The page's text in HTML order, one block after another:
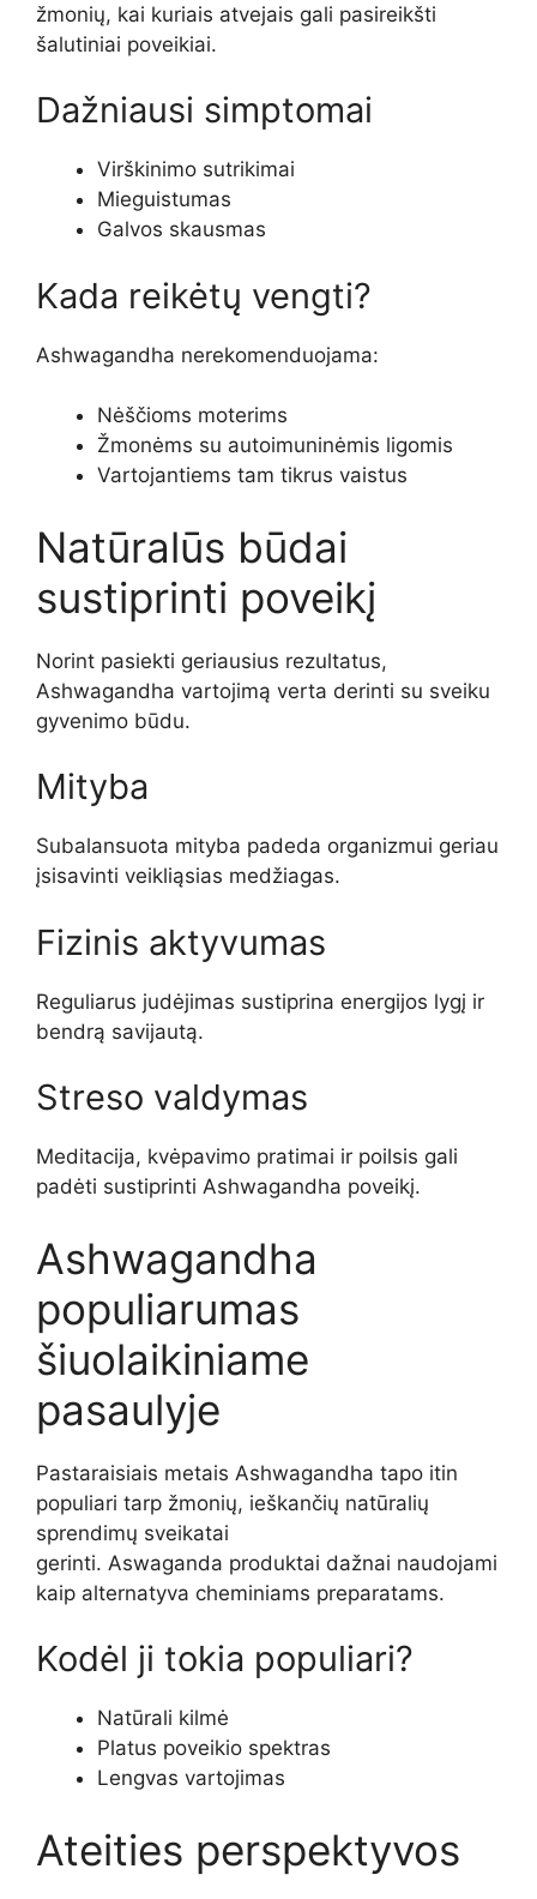
žmonių, kai kuriais atvejais gali pasireikšti
šalutiniai poveikiai.
Dažniausi simptomai
Virškinimo sutrikimai
Mieguistumas
Galvos skausmas
Kada reikėtų vengti?
Ashwagandha nerekomenduojama:
Nėščioms moterims
Žmonėms su autoimuninėmis ligomis
Vartojantiems tam tikrus vaistus
Natūralūs būdai
sustiprinti poveikį
Norint pasiekti geriausius rezultatus,
Ashwagandha vartojimą verta derinti su sveiku
gyvenimo būdu.
Mityba
Subalansuota mityba padeda organizmui geriau
įsisavinti veikliąsias medžiagas.
Fizinis aktyvumas
Reguliarus judėjimas sustiprina energijos lygį ir
bendrą savijautą.
Streso valdymas
Meditacija, kvėpavimo pratimai ir poilsis gali
padėti sustiprinti Ashwagandha poveikį.
Ashwagandha
populiarumas
šiuolaikiniame
pasaulyje
Pastaraisiais metais Ashwagandha tapo itin
populiari tarp žmonių, ieškančių natūralių
sprendimų sveikatai
gerinti. Aswaganda produktai dažnai naudojami
kaip alternatyva cheminiams preparatams.
Kodėl ji tokia populiari?
Natūrali kilmė
Platus poveikio spektras
Lengvas vartojimas
Ateities perspektyvos